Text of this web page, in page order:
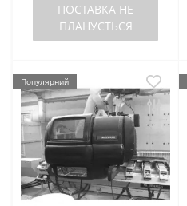
ПОСТАВКА НЕ
ПЛАНУЄТЬСЯ
Популярний